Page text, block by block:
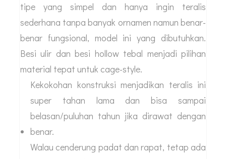
tipe yang simpel dan hanya ingin teralis
sederhana tanpa banyak ornamen namun benar-
benar fungsional, model ini yang dibutuhkan.
Besi ulir dan besi hollow tebal menjadi pilihan
material tepat untuk cage-style.
Kekokohan konstruksi menjadikan teralis ini
super tahan lama dan bisa sampai
belasan/puluhan tahun jika dirawat dengan
benar.
Walau cenderung padat dan rapat, tetap ada